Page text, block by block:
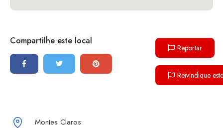
Compartilhe este local
Reportar
Reivindique
Montes Claros